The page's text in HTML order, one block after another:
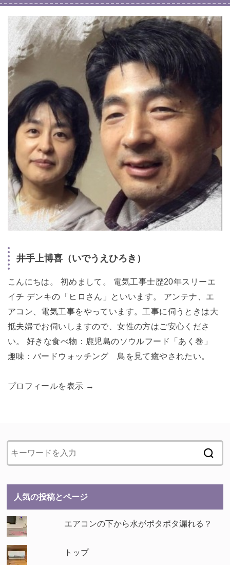
井手上博喜（いでうえひろき）
こんにちは。 初めまして。 電気工事士歴20年スリーエ
イチ デンキの「ヒロさん」といいます。 アンテナ、エ
アコン、電気工事をやっています。工事に伺うときは大
抵夫婦でお伺いしますので、女性の方はご安心くださ
い。 好きな食べ物：鹿児島のソウルフード「あく巻」
趣味：バードウォッチング 鳥を見て癒やされたい。
プロフィールを表示 →
人気の投稿とページ
エアコンの下から水がポタポタ漏れる？
トップ